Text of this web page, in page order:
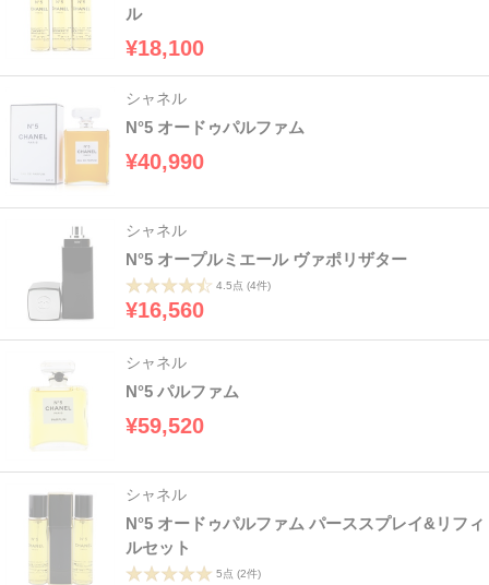
ル
¥18,100
シャネル
N°5 オードゥパルファム
¥40,990
シャネル
N°5 オープルミエール ヴァポリザター
4.5点 (4件)
¥16,560
シャネル
N°5 パルファム
¥59,520
シャネル
N°5 オードゥパルファム パーススプレイ&リフィ
ルセット
5点 (2件)